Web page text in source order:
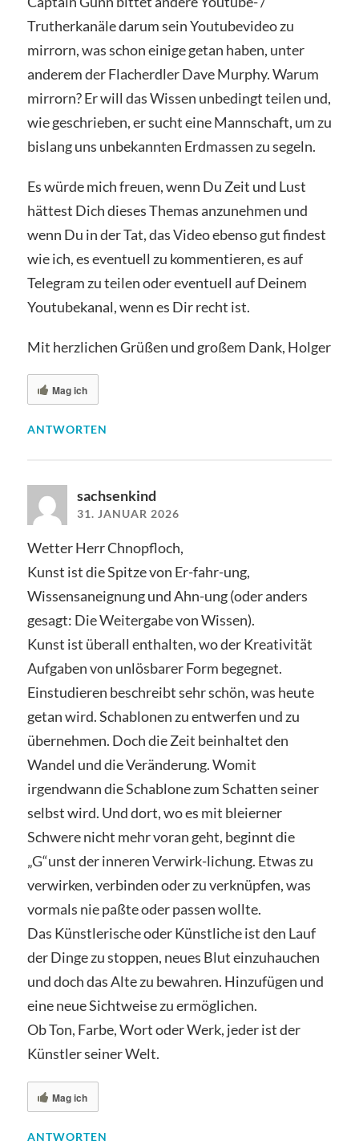
Trutherkanäle darum sein Youtubevideo zu
mirrorn, was schon einige getan haben, unter
anderem der Flacherdler Dave Murphy. Warum
mirrorn? Er will das Wissen unbedingt teilen und,
wie geschrieben, er sucht eine Mannschaft, um zu
bislang uns unbekannten Erdmassen zu segeln.
Es würde mich freuen, wenn Du Zeit und Lust
hättest Dich dieses Themas anzunehmen und
wenn Du in der Tat, das Video ebenso gut findest
wie ich, es eventuell zu kommentieren, es auf
Telegram zu teilen oder eventuell auf Deinem
Youtubekanal, wenn es Dir recht ist.
Mit herzlichen Grüßen und großem Dank, Holger
Mag ich
ANTWORTEN
sachsenkind
31. JANUAR 2026
Wetter Herr Chnopfloch,
Kunst ist die Spitze von Er-fahr-ung,
Wissensaneignung und Ahn-ung (oder anders
gesagt: Die Weitergabe von Wissen).
Kunst ist überall enthalten, wo der Kreativität
Aufgaben von unlösbarer Form begegnet.
Einstudieren beschreibt sehr schön, was heute
getan wird. Schablonen zu entwerfen und zu
übernehmen. Doch die Zeit beinhaltet den
Wandel und die Veränderung. Womit
irgendwann die Schablone zum Schatten seiner
selbst wird. Und dort, wo es mit bleierner
Schwere nicht mehr voran geht, beginnt die
„G“unst der inneren Verwirk-lichung. Etwas zu
verwirken, verbinden oder zu verknüpfen, was
vormals nie paßte oder passen wollte.
Das Künstlerische oder Künstliche ist den Lauf
der Dinge zu stoppen, neues Blut einzuhauchen
und doch das Alte zu bewahren. Hinzufügen und
eine neue Sichtweise zu ermöglichen.
Ob Ton, Farbe, Wort oder Werk, jeder ist der
Künstler seiner Welt.
Mag ich
ANTWORTEN